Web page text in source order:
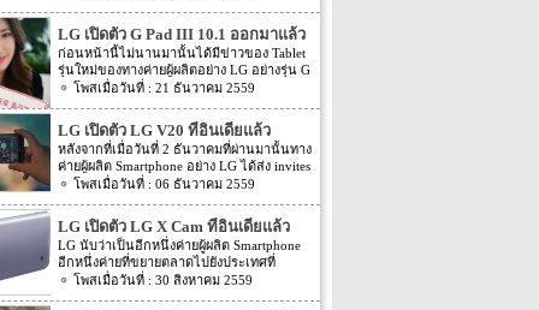
2017 โดยรุ่นใหม่นี้จะเป็นรุ่นในตระกูล K
series อย่าง K3, K4, K8, และ K10 และอีกรุ่น
หนึ่งจะเป็น Stylus 3 โดยรายละเอียดในตอน
นั้นไม่ได้ระบุอะไรออกมามากนัก แต่ล่าสุดนี้
กลับมีข่าวของแต่ละรุ่นออกมาอีกครั้ง โดย
ข่าวล่าสุดของแต่ละรุ่นนั้น ตามข่าวระบุออก
มาว่า Smartphone ในตระกูล K series อย่าง
K3, K4, K8, และ K10 นั้นจะถูกเปิดตัวออก
มาภายในงาน CES 2017 ที่จะถึงนี้แน่นอน อีก
ทั้งตามข่าวยังได้ระบุ Spec ของตัวเครื่องออก
มาอีกด้วย โดย K10 (2017) จะถูกขับเคลื่อน
ด้วย Chipset อย่าง Mediatek’s MT6750 หน้า
จอแสดงผลขนาด 5.3 นิ้ว หน้าจอเป็นแบบ
HD […]
LG เปิดตัว G Pad III 10.1 ออกมาแล้ว
ก่อนหน้านี้ไม่นานมานั้นได้มีข่าวของ Tablet
รุ่นใหม่ของทางค่ายผู้ผลิตอย่าง LG อย่างรุ่น G
Pad III 10.1 ออกมาให้แฟนๆ นั้นทราบราย
Pad III 10.1 ที่ออกมาก่อนหน้านี้ได้ถูกเปิด
เผย โดย tipster ที่น่าเชื่อถือได้คนหนึ่งอย่าง
@evleaks แต่ล่าสุดนั้นกลับมีข่าวของ G Pad
III 10.1 ออกมาอีกครั้ง สำหรับข่าวล่าสุดของ
G Pad III 10.1 ที่ออกมาล่าสุดนั้น ตามข่าว
ระบุว่าทางค่ายผู้ผลิตอย่าง LG ได้เปิดตัว
Tablet รุ่นใหม่อย่าง G Pad III 10.1 ออกมา
แล้ว โดยตัวเครื่องนั้นจะมีหน้าจอแสดงผล
ขนาด 10.1 นิ้ว โดยความละเอียดของหน้าจอ
นั้นจะให้ความละเอียดอยุ่ที่ 1920×1200 ตัว
เครื่องจะรองรับการเชื่อมต่อสัญญาณอย่าง
LTE ได้ โดย G Pad III […]
21 ธันวาคม 2559
LG เปิดตัว LG V20 ที่อินเดียแล้ว
หลังจากที่เมื่อวันที่ 2 ธันวาคมที่ผ่านมานั้นทาง
ค่ายผู้ผลิต Smartphone อย่าง LG ได้ส่ง invites
หรือหมายเชิญสำหรับงานเปิดตัว Smartphone
ที่ 5 ธันวาคมที่ผ่านมาออกมาแล้วนั้น ล่าสุด
LG V20 นั้นได้ถูกเปิดตัวออกมาแล้วที่
ประเทศอินเดีย โดยตัวเครื่อง LG V20 ที่เปิด
ตัวออกมาที่ประเทศอินเดียนั้นจะมีราคาของ
ตัวเครื่องอยู่ที่ INR 54,999 หรือราคาประมาณ
$800 หากคิดเป็นเงินไทยก็ประมาณ 28,800
06 ธันวาคม 2559
LG เปิดตัว LG X Cam ที่อินเดียแล้ว
LG นับว่าเป็นอีกหนึ่งค่ายผู้ผลิต Smartphone
อีกหนึ่งค่ายที่ขยายตลาดไปยังประเทศที่
หลายๆ ค่าย Smartphone นั้นต่างก็จับจ้องกัน
30 สิงหาคม 2559